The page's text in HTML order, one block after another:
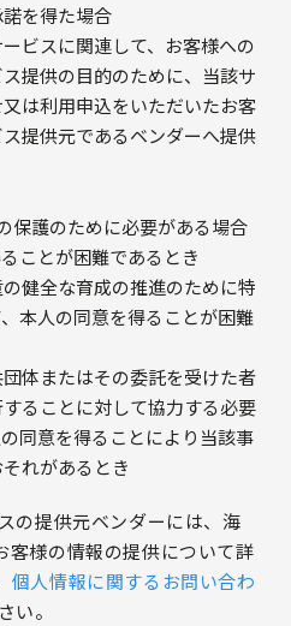
を得た場合
ビスに関連して、お客様への
提供の目的のために、当該サ
は利用申込をいただいたお客
提供元であるベンダーへ提供
保護のために必要がある場合
ことが困難であるとき
健全な育成の推進のために特
本人の同意を得ることが困難
体またはその委託を受けた者
ることに対して協力する必要
同意を得ることにより当該事
れがあるとき
の提供元ベンダーには、海
客様の情報の提供について詳
個人情報に関するお問い合わ
い。